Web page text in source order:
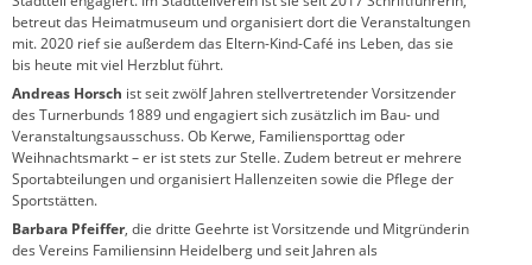
betreut das Heimatmuseum und organisiert dort die Veranstaltungen
mit. 2020 rief sie außerdem das Eltern-Kind-Café ins Leben, das sie
bis heute mit viel Herzblut führt.
Andreas Horsch ist seit zwölf Jahren stellvertretender Vorsitzender
des Turnerbunds 1889 und engagiert sich zusätzlich im Bau- und
Veranstaltungsausschuss. Ob Kerwe, Familiensporttag oder
Weihnachtsmarkt – er ist stets zur Stelle. Zudem betreut er mehrere
Sportabteilungen und organisiert Hallenzeiten sowie die Pflege der
Sportstätten.
Barbara Pfeiffer, die dritte Geehrte ist Vorsitzende und Mitgründerin
des Vereins Familiensinn Heidelberg und seit Jahren als